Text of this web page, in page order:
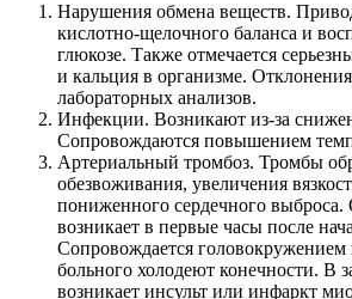
Нарушения обмена веществ.
кислотно-щелочного баланса и
глюкозе. Также отмечается
и кальция в организме.
лабораторных анализов.
Инфекции. Возникают из-за
Сопровождаются повышением
Артериальный тромбоз. Тромбы
обезвоживания, увеличения
пониженного сердечного
возникает в первые часы после
Сопровождается
больного холодеют конечности. В
возникает инсульт или инфаркт